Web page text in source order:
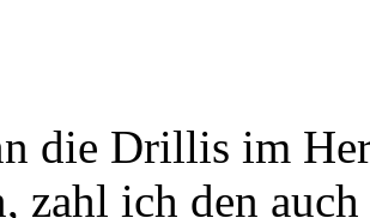
die Drillis im
zahl ich den